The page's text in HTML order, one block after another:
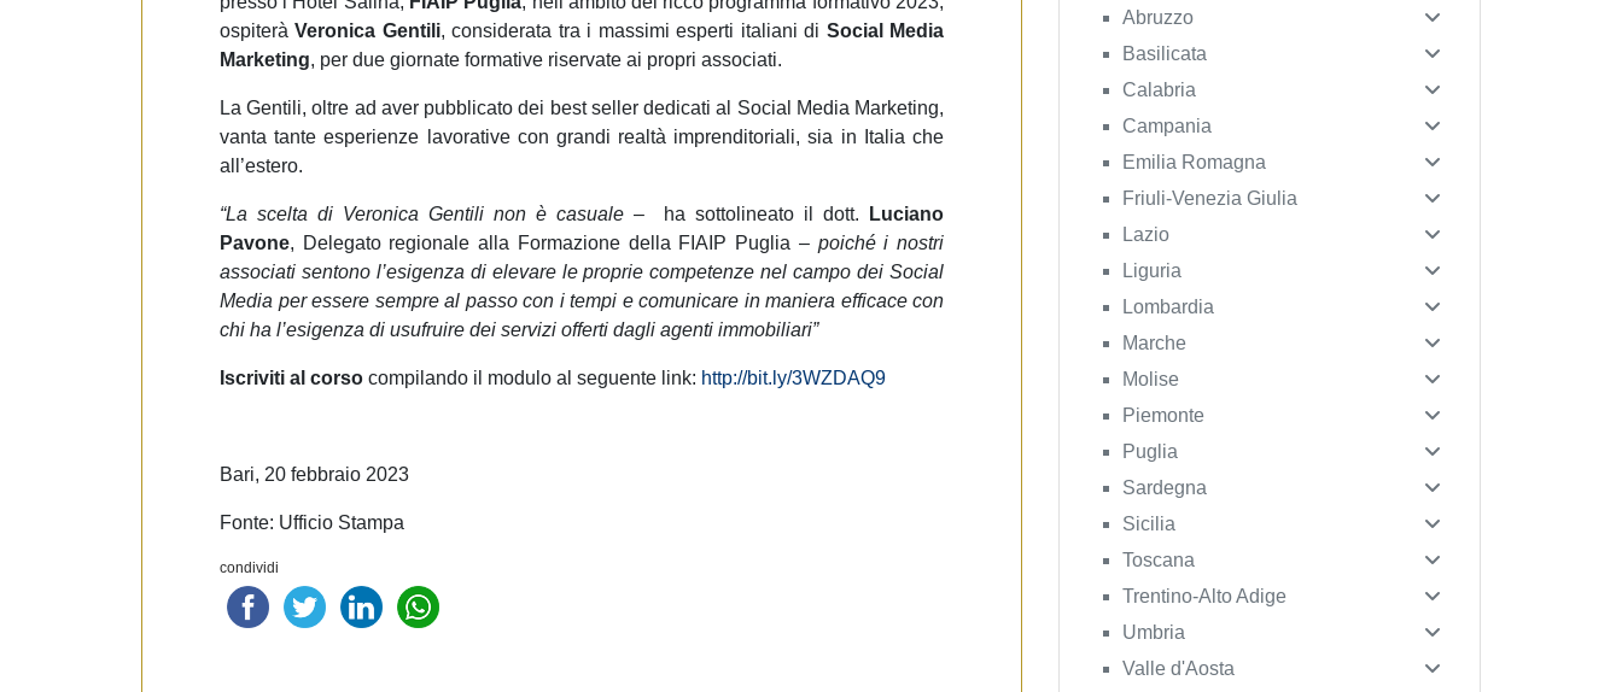
ospiteràVeronica Gentili, considerata tra i massimi esperti italiani di Social Media
Marketing, per due giornate formative riservate ai propri associati.
La Gentili, oltre ad aver pubblicato dei best seller dedicati al Social Media Marketing,
vanta tante esperienze lavorative con grandi realtà imprenditoriali, sia in Italia che
all’estero.
“La scelta di Veronica Gentili non è casuale – ha sottolineato il dott.
Luciano
Pavone, Delegato regionale alla Formazione della FIAIP Puglia –poiché i nostri
associati sentono l’esigenza di elevare le proprie competenze nel campo dei Social
Media per essere sempre al passo con i tempi e comunicare in maniera efficace con
chi ha l’esigenza di usufruire dei servizi offerti dagli agenti immobiliari”
Iscriviti al corso compilando il modulo al seguente link: http://bit.ly/3WZDAQ9
Bari, 20 febbraio 2023
Fonte: Ufficio Stampa
condividi
Abruzzo
Basilicata
Calabria
Campania
Emilia Romagna
Friuli-Venezia Giulia
Lazio
Liguria
Lombardia
Marche
Molise
Piemonte
Puglia
Sardegna
Sicilia
Toscana
Trentino-Alto Adige
Umbria
Valle d'Aosta